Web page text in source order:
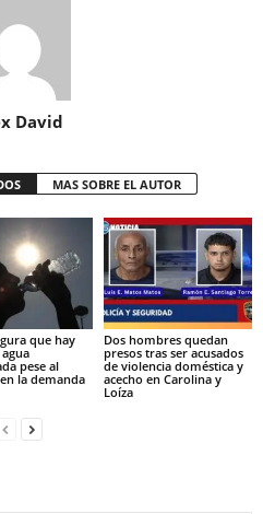
David
MAS SOBRE EL AUTOR
que hay
pese al
la demanda
Dos hombres quedan
presos tras ser acusados
de violencia doméstica y
acecho en Carolina y
Loíza